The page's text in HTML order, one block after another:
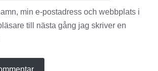
min e-postadress och webbplats i
till nästa gång jag skriver en